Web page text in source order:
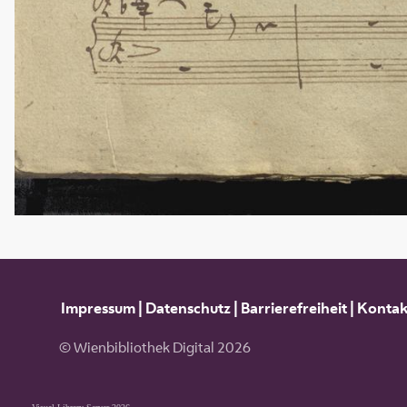
Impressum| Datenschutz| Barrierefreiheit|
© Wienbibliothek Digital 2026